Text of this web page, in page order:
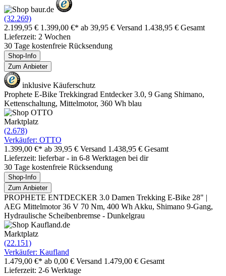
(32.269)
2.199,95 € 1.399,00 €* ab 39,95 € Versand 1.438,95 € Gesamt
Lieferzeit: 2 Wochen
30 Tage kostenfreie Rücksendung
Shop-Info
Zum Anbieter
inklusive Käuferschutz
Prophete E-Bike Trekkingrad Entdecker 3.0, 9 Gang Shimano,
Kettenschaltung, Mittelmotor, 360 Wh blau
Marktplatz
(2.678)
Verkäufer: OTTO
1.399,00 €* ab 39,95 € Versand 1.438,95 € Gesamt
Lieferzeit: lieferbar - in 6-8 Werktagen bei dir
30 Tage kostenfreie Rücksendung
Shop-Info
Zum Anbieter
PROPHETE ENTDECKER 3.0 Damen Trekking E-Bike 28" |
AEG Mittelmotor 36 V 70 Nm, 400 Wh Akku, Shimano 9-Gang,
Hydraulische Scheibenbremse - Dunkelgrau
Marktplatz
(22.151)
Verkäufer: Kaufland
1.479,00 €* ab 0,00 € Versand 1.479,00 € Gesamt
Lieferzeit: 2-6 Werktage